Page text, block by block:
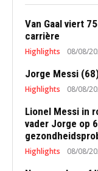
Van Gaal viert
carrière
Highlights 08/08/
Jorge Messi
Highlights 08/08/
Lionel Messi in
vader Jorge op
Highlights 08/08/